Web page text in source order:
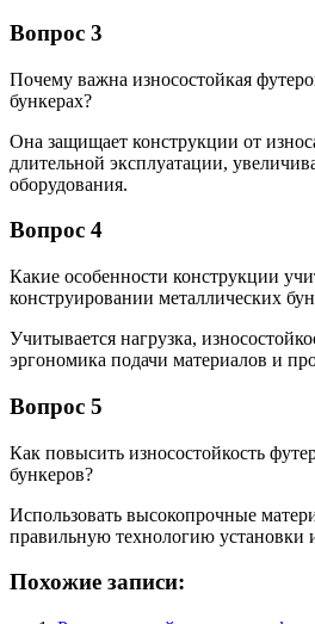
Вопрос 3
Почему важна износостойкая
бункерах?
Она защищает конструкции от
длительной эксплуатации,
оборудования.
Вопрос 4
Какие особенности конструкции
конструировании металлических
Учитывается нагрузка,
эргономика подачи материалов и
Вопрос 5
Как повысить износостойкость
бункеров?
Использовать высокопрочные
правильную технологию установки
Похожие записи: